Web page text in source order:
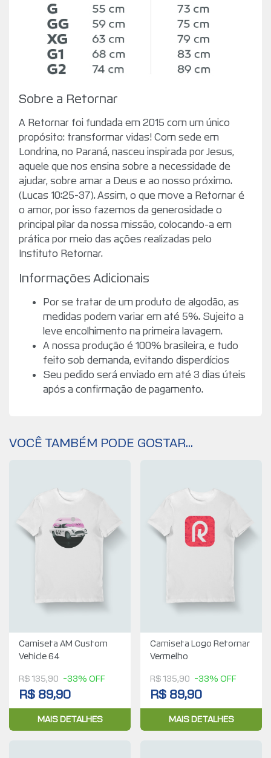
Sobre a Retornar
A Retornar foi fundada em 2015 com um único
propósito: transformar vidas! Com sede em
Londrina, no Paraná, nasceu inspirada por Jesus,
aquele que nos ensina sobre a necessidade de
ajudar, sobre amar a Deus e ao nosso próximo.
(Lucas 10:25-37). Assim, o que move a Retornar é
o amor, por isso fazemos da generosidade o
principal pilar da nossa missão, colocando-a em
prática por meio das ações realizadas pelo
Instituto Retornar.
Informações Adicionais
Por se tratar de um produto de algodão, as
medidas podem variar em até 5%. Sujeito a
leve encolhimento na primeira lavagem.
A nossa produção é 100% brasileira, e tudo
feito sob demanda, evitando disperdícios
Seu pedido será enviado em até 3 dias úteis
após a confirmação de pagamento.
VOCÊ TAMBÉM PODE GOSTAR...
Camiseta AM Custom
Vehicle 64
R$ 135,90 -33% OFF
R$ 89,90
MAIS DETALHES
Camiseta Logo Retornar
Vermelho
R$ 135,90 -33% OFF
R$ 89,90
MAIS DETALHES